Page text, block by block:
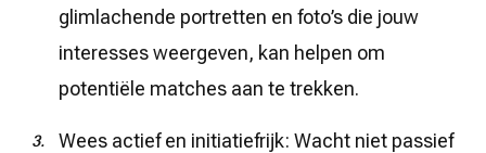
glimlachende portretten en foto’s die jouw
interesses weergeven, kan helpen om
potentiële matches aan te trekken.
Wees actief en initiatiefrijk: Wacht niet passief